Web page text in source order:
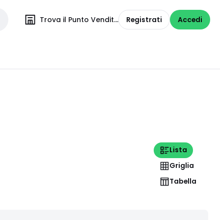
Trova il Punto Vendita Registrati Accedi
Lista
Griglia
Tabella